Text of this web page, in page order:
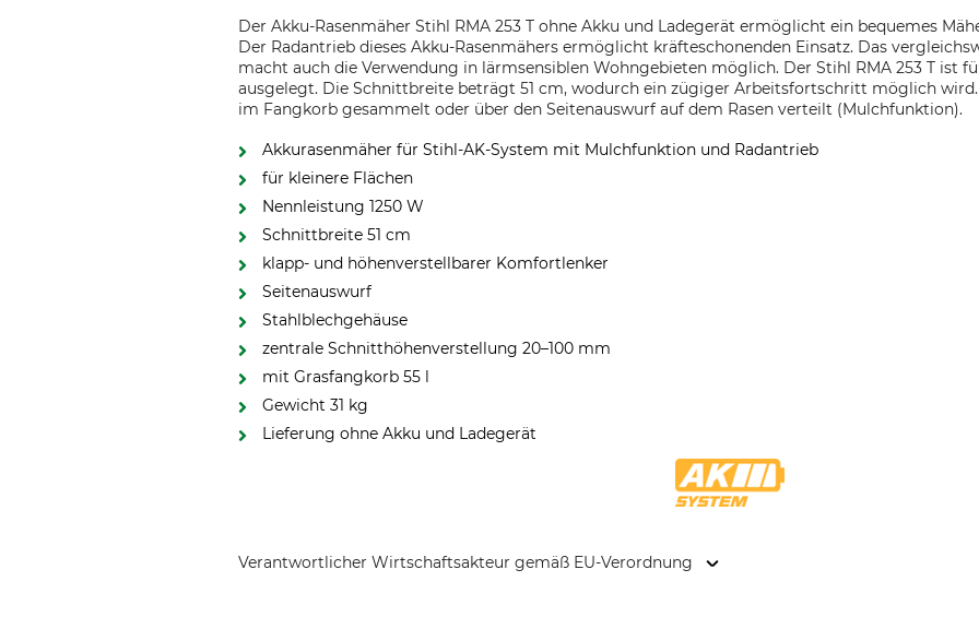
Der Akku-Rasenmäher Stihl RMA 253 T ohne Akku und Ladegerät ermöglicht ein bequemes
Der Radantrieb dieses Akku-Rasenmähers ermöglicht kräfteschonenden Einsatz. Das
macht auch die Verwendung in lärmsensiblen Wohngebieten möglich. Der Stihl RMA 253 T ist
ausgelegt. Die Schnittbreite beträgt 51 cm, wodurch ein zügiger Arbeitsfortschritt möglich
im Fangkorb gesammelt oder über den Seitenauswurf auf dem Rasen verteilt (Mulchfunktion).
Akkurasenmäher für Stihl-AK-System mit Mulchfunktion und Radantrieb
für kleinere Flächen
Nennleistung 1250 W
Schnittbreite 51 cm
klapp- und höhenverstellbarer Komfortlenker
Seitenauswurf
Stahlblechgehäuse
zentrale Schnitthöhenverstellung 20–100 mm
mit Grasfangkorb 55 l
Gewicht 31 kg
Lieferung ohne Akku und Ladegerät
Verantwortlicher Wirtschaftsakteur gemäß EU-Verordnung